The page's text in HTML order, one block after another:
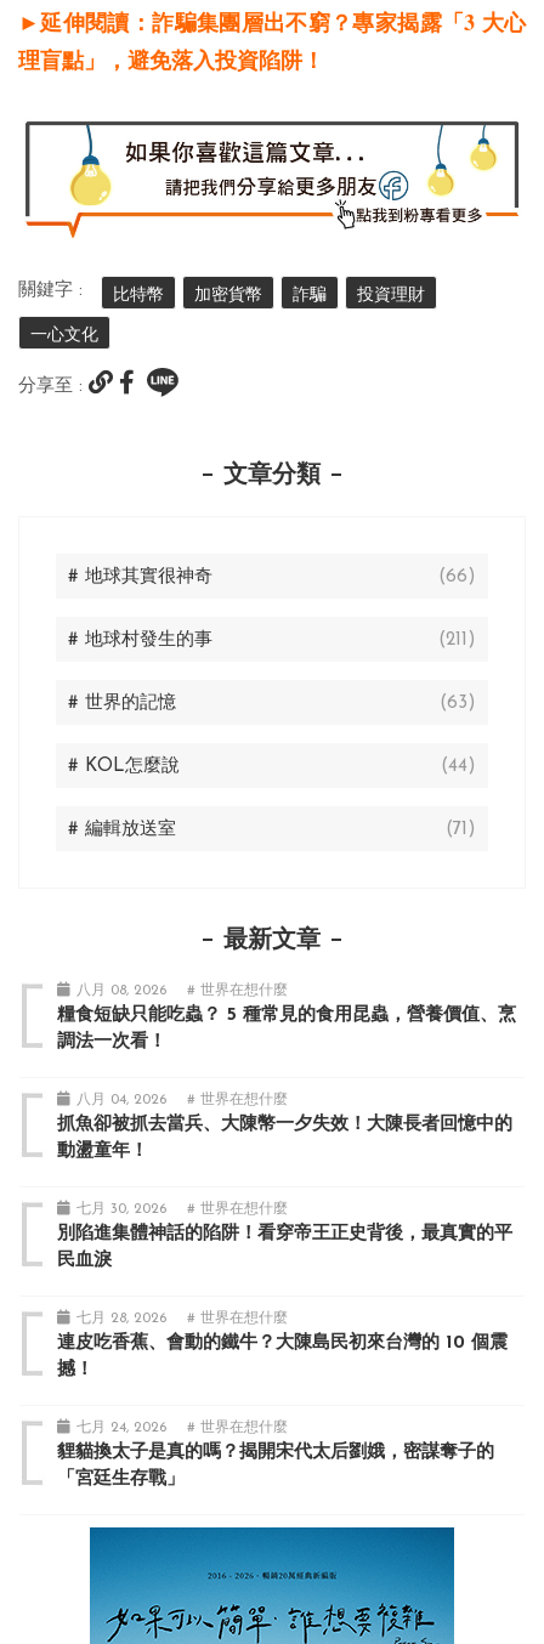
►延伸閱讀：詐騙集團層出不窮？專家揭露「3 大心
理盲點」，避免落入投資陷阱！
關鍵字 : 比特幣 加密貨幣 詐騙 投資理財
一心文化
分享至 :
文章分類
# 地球其實很神奇 (66)
# 地球村發生的事 (211)
# 世界的記憶 (63)
# KOL怎麼說 (44)
# 編輯放送室 (71)
最新文章
八月 08, 2026 # 世界在想什麼
糧食短缺只能吃蟲？ 5 種常見的食用昆蟲，營養價值、烹
調法一次看！
八月 04, 2026 # 世界在想什麼
抓魚卻被抓去當兵、大陳幣一夕失效！大陳長者回憶中的
動盪童年！
七月 30, 2026 # 世界在想什麼
別陷進集體神話的陷阱！看穿帝王正史背後，最真實的平
民血淚
七月 28, 2026 # 世界在想什麼
連皮吃香蕉、會動的鐵牛？大陳島民初來台灣的 10 個震
撼！
七月 24, 2026 # 世界在想什麼
貍貓換太子是真的嗎？揭開宋代太后劉娥，密謀奪子的
「宮廷生存戰」